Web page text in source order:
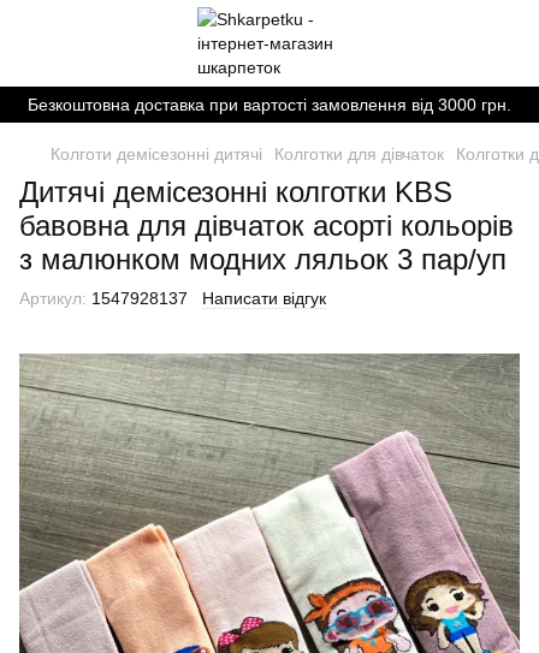
Безкоштовна доставка при вартості замовлення від 3000 грн.
Колготи демісезонні дитячі Колготки для дівчаток Колготки
Дитячі демісезонні колготки KBS
бавовна для дівчаток асорті кольорів
з малюнком модних ляльок 3 пар/уп
Артикул: 1547928137 Написати відгук